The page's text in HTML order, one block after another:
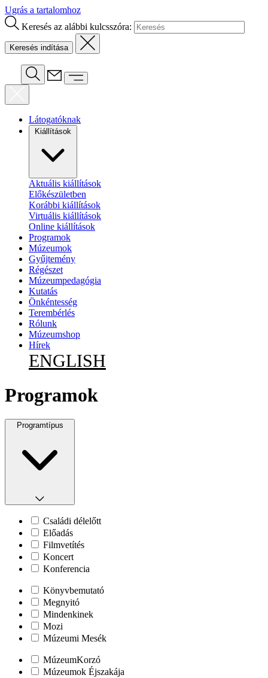
Ugrás a tartalomhoz
Keresés az alábbi kulcsszóra:
Látogatóknak
Kiállítások
Aktuális kiállítások
Előkészületben
Korábbi kiállítások
Virtuális kiállítások
Online kiállítások
Programok
Múzeumok
Gyűjtemény
Régészet
Múzeumpedagógia
Kutatás
Önkéntesség
Terembérlés
Rólunk
Múzeumshop
Hírek
ENGLISH
Programok
Programtípus
Családi délelőtt
Előadás
Filmvetítés
Koncert
Konferencia
Könyvbemutató
Megnyitó
Mindenkinek
Mozi
Múzeumi Mesék
MúzeumKorzó
Múzeumok Éjszakája